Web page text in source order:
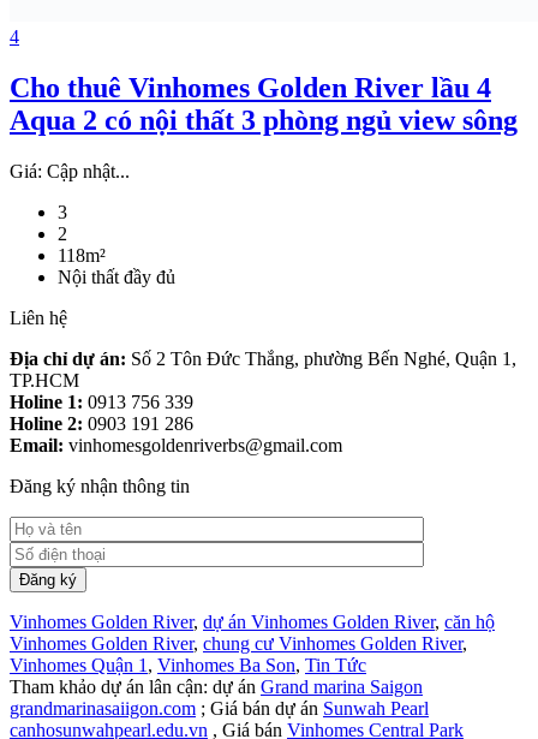
4
Cho thuê Vinhomes Golden River lầu 4
Aqua 2 có nội thất 3 phòng ngủ view sông
Giá: Cập nhật...
3
2
118m²
Nội thất đầy đủ
Liên hệ
Địa chỉ dự án: Số 2 Tôn Đức Thắng, phường Bến Nghé, Quận 1,
TP.HCM
Holine 1: 0913 756 339
Holine 2: 0903 191 286
Email: vinhomesgoldenriverbs@gmail.com
Đăng ký nhận thông tin
Vinhomes Golden River, dự án Vinhomes Golden River, căn hộ
Vinhomes Golden River, chung cư Vinhomes Golden River,
Vinhomes Quận 1 , Vinhomes Ba Son, Tin Tức
Tham khảo dự án lân cận: dự án Grand marina Saigon
grandmarinasaiigon.com ; Giá bán dự án Sunwah Pearl
canhosunwahpearl.edu.vn , Giá bán Vinhomes Central Park